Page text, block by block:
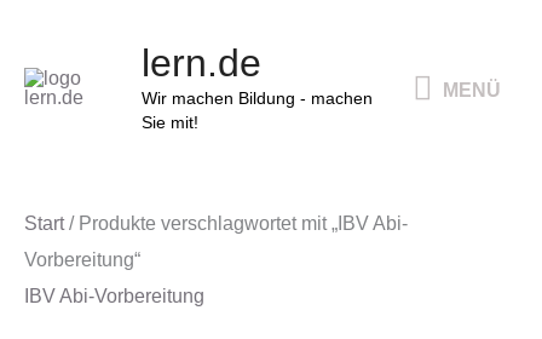
springen
lern.de
Wir machen Bildung - machen
Sie mit!
MENÜ
Start/ Produkte verschlagwortet mit „IBV Abi-
Vorbereitung“
IBV Abi-Vorbereitung